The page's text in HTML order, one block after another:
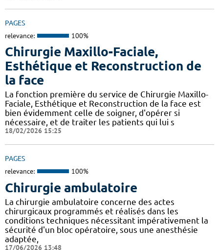
PAGES
relevance: 100%
Chirurgie Maxillo-Faciale,
Esthétique et Reconstruction de
la face
La fonction première du service de Chirurgie Maxillo-
Faciale, Esthétique et Reconstruction de la face est
bien évidemment celle de soigner, d'opérer si
nécessaire, et de traiter les patients qui lui s
18/02/2026 15:25
PAGES
relevance: 100%
Chirurgie ambulatoire
La chirurgie ambulatoire concerne des actes
chirurgicaux programmés et réalisés dans les
conditions techniques nécessitant impérativement la
sécurité d'un bloc opératoire, sous une anesthésie
adaptée,
17/06/2026 13:48